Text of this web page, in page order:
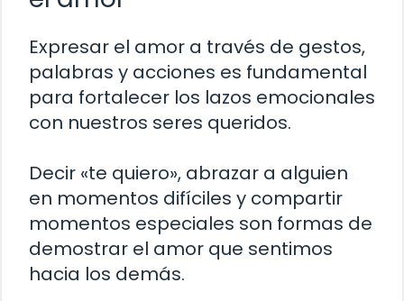
Expresar el amor a través de gestos,
palabras y acciones es fundamental
para fortalecer los lazos emocionales
con nuestros seres queridos.
Decir «te quiero», abrazar a alguien
en momentos difíciles y compartir
momentos especiales son formas de
demostrar el amor que sentimos
hacia los demás.